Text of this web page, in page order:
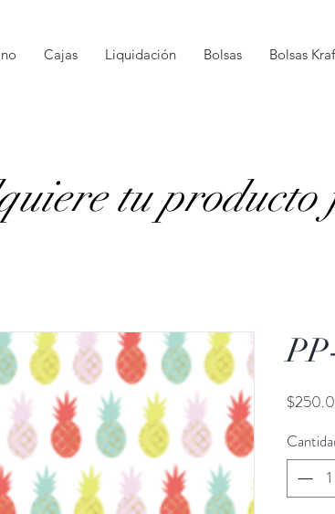
Cajas Liquidación Bolsas Bolsas
tu producto